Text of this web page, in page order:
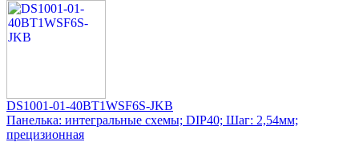
DS1001-01-40BT1WSF6S-JKB
Панелька: интегральные схемы; DIP40; Шаг: 2,54мм;
прецизионная